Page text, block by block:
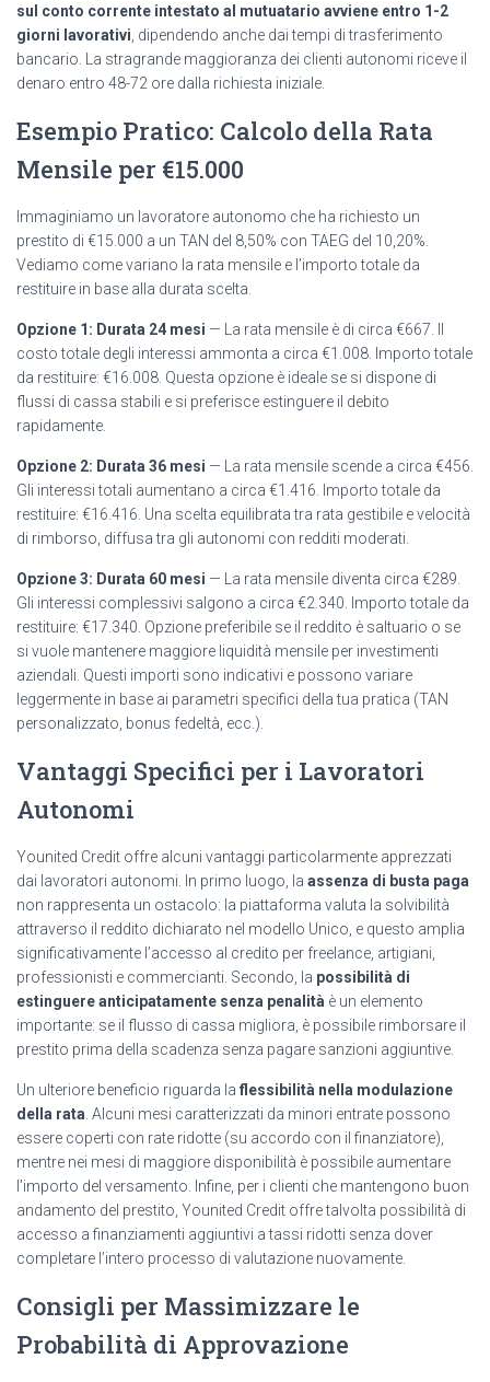
sul conto corrente intestato al mutuatario avviene entro 1-2
giorni lavorativi , dipendendo anche dai tempi di trasferimento
bancario. La stragrande maggioranza dei clienti autonomi riceve il
denaro entro 48-72 ore dalla richiesta iniziale.
Esempio Pratico: Calcolo della Rata
Mensile per €15.000
Immaginiamo un lavoratore autonomo che ha richiesto un
prestito di €15.000 a un TAN del 8,50% con TAEG del 10,20%.
Vediamo come variano la rata mensile e l’importo totale da
restituire in base alla durata scelta.
Opzione 1: Durata 24 mesi — La rata mensile è di circa €667. Il
costo totale degli interessi ammonta a circa €1.008. Importo totale
da restituire: €16.008. Questa opzione è ideale se si dispone di
flussi di cassa stabili e si preferisce estinguere il debito
rapidamente.
Opzione 2: Durata 36 mesi — La rata mensile scende a circa €456.
Gli interessi totali aumentano a circa €1.416. Importo totale da
restituire: €16.416. Una scelta equilibrata tra rata gestibile e velocità
di rimborso, diffusa tra gli autonomi con redditi moderati.
Opzione 3: Durata 60 mesi — La rata mensile diventa circa €289.
Gli interessi complessivi salgono a circa €2.340. Importo totale da
restituire: €17.340. Opzione preferibile se il reddito è saltuario o se
si vuole mantenere maggiore liquidità mensile per investimenti
aziendali. Questi importi sono indicativi e possono variare
leggermente in base ai parametri specifici della tua pratica (TAN
personalizzato, bonus fedeltà, ecc.).
Vantaggi Specifici per i Lavoratori
Autonomi
Younited Credit offre alcuni vantaggi particolarmente apprezzati
dai lavoratori autonomi. In primo luogo, la assenza di busta paga
non rappresenta un ostacolo: la piattaforma valuta la solvibilità
attraverso il reddito dichiarato nel modello Unico, e questo amplia
significativamente l’accesso al credito per freelance, artigiani,
professionisti e commercianti. Secondo, la possibilità di
estinguere anticipatamente senza penalità è un elemento
importante: se il flusso di cassa migliora, è possibile rimborsare il
prestito prima della scadenza senza pagare sanzioni aggiuntive.
Un ulteriore beneficio riguarda la flessibilità nella modulazione
della rata . Alcuni mesi caratterizzati da minori entrate possono
essere coperti con rate ridotte (su accordo con il finanziatore),
mentre nei mesi di maggiore disponibilità è possibile aumentare
l’importo del versamento. Infine, per i clienti che mantengono buon
andamento del prestito, Younited Credit offre talvolta possibilità di
accesso a finanziamenti aggiuntivi a tassi ridotti senza dover
completare l’intero processo di valutazione nuovamente.
Consigli per Massimizzare le
Probabilità di Approvazione